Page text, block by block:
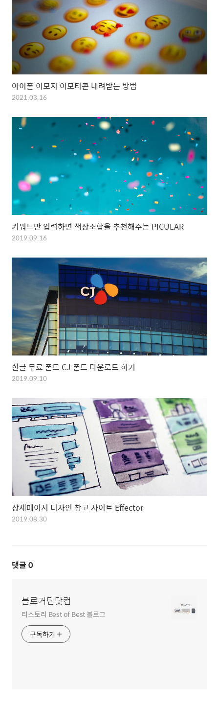
아이폰 이모지 이모티콘 내려받는 방법
2021.03.16
키워드만 입력하면 색상조합을 추천해주는 PICULAR
2019.09.16
한글 무료 폰트 CJ 폰트 다운로드 하기
2019.09.10
상세페이지 디자인 참고 사이트 Effector
2019.08.30
댓글 0
블로거팁닷컴
티스토리 Best of Best 블로그
구독하기